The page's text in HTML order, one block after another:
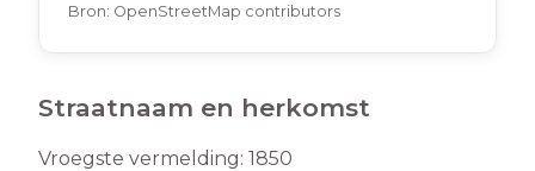
Bron: OpenStreetMap contributors
Straatnaam en herkomst
Vroegste vermelding: 1850